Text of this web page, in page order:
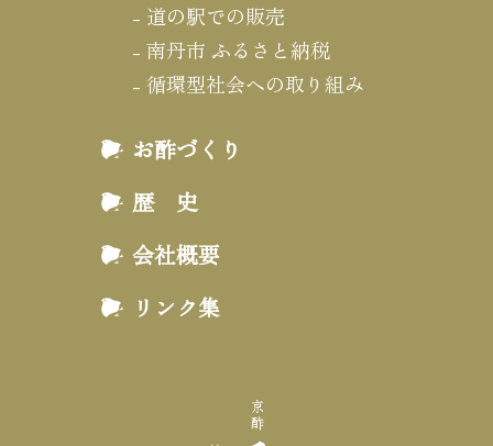
道の駅での販売
南丹市 ふるさと納税
循環型社会への取り組み
お酢づくり
歴 史
会社概要
リンク集